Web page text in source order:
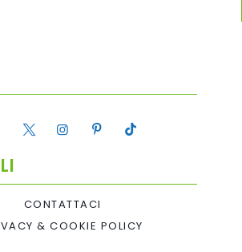
CONTATTACI
& COOKIE POLICY